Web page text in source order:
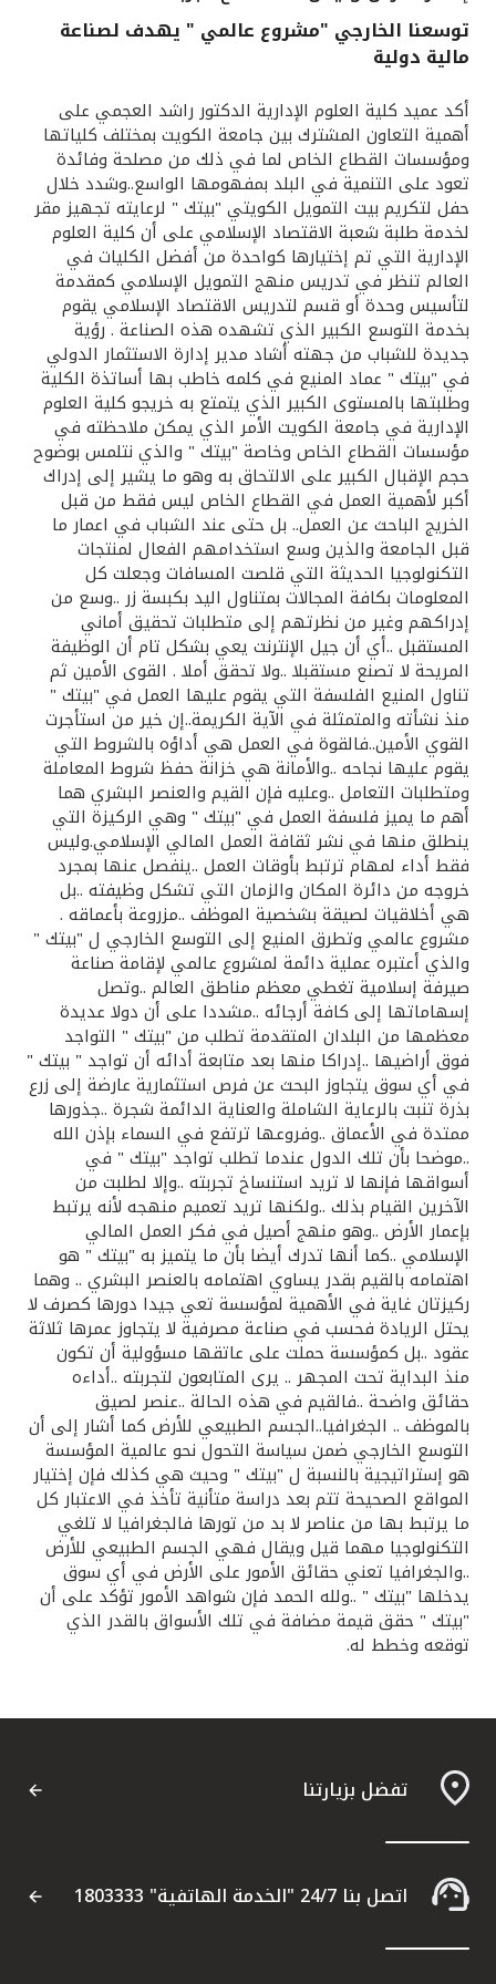
القنوات المصرفية
أدوات وخدمات
خدمات ما بعد البيع
اتصل بنا
مواقع الفروع وأجهزة الصرف الآلي
ألمانيا
ماليزيا
تركيا
مصر
المملكة المتحدة
مملكة البحرين
توسعنا الخارجي "مشروع عالمي " يهدف لصناعة
مالية دولية
أكد عميد كلية العلوم الإدارية الدكتور راشد العجمي على
أهمية التعاون المشترك بين جامعة الكويت بمختلف كلياتها
ومؤسسات القطاع الخاص لما في ذلك من مصلحة وفائدة
تعود على التنمية في البلد بمفهومها الواسع..وشدد خلال
حفل لتكريم بيت التمويل الكويتي "بيتك " لرعايته تجهيز مقر
لخدمة طلبة شعبة الاقتصاد الإسلامي على أن كلية العلوم
الإدارية التي تم إختيارها كواحدة من أفضل الكليات في
العالم تنظر في تدريس منهج التمويل الإسلامي كمقدمة
لتأسيس وحدة أو قسم لتدريس الاقتصاد الإسلامي يقوم
بخدمة التوسع الكبير الذي تشهده هذه الصناعة . رؤية
جديدة للشباب من جهته أشاد مدير إدارة الاستثمار الدولي
في "بيتك " عماد المنيع في كلمه خاطب بها أساتذة الكلية
وطلبتها بالمستوى الكبير الذي يتمتع به خريجو كلية العلوم
الإدارية في جامعة الكويت الأمر الذي يمكن ملاحظته في
مؤسسات القطاع الخاص وخاصة "بيتك " والذي نتلمس بوضوح
حجم الإقبال الكبير على الالتحاق به وهو ما يشير إلى إدراك
أكبر لأهمية العمل في القطاع الخاص ليس فقط من قبل
الخريج الباحث عن العمل.. بل حتى عند الشباب في اعمار ما
قبل الجامعة والذين وسع استخدامهم الفعال لمنتجات
التكنولوجيا الحديثة التي قلصت المسافات وجعلت كل
المعلومات بكافة المجالات بمتناول اليد بكبسة زر ..وسع من
إدراكهم وغير من نظرتهم إلى متطلبات تحقيق أماني
المستقبل ..أي أن جيل الإنترنت يعي بشكل تام أن الوظيفة
المريحة لا تصنع مستقبلا ..ولا تحقق أملا . القوى الأمين ثم
تناول المنيع الفلسفة التي يقوم عليها العمل في "بيتك "
منذ نشأته والمتمثلة في الآية الكريمة..إن خير من استأجرت
القوي الأمين..فالقوة في العمل هي أداؤه بالشروط التي
يقوم عليها نجاحه ..والأمانة هي خزانة حفظ شروط المعاملة
ومتطلبات التعامل ..وعليه فإن القيم والعنصر البشري هما
أهم ما يميز فلسفة العمل في "بيتك " وهي الركيزة التي
ينطلق منها في نشر ثقافة العمل المالي الإسلامي.وليس
فقط أداء لمهام ترتبط بأوقات العمل ..ينفصل عنها بمجرد
خروجه من دائرة المكان والزمان التي تشكل وظيفته ..بل
هي أخلاقيات لصيقة بشخصية الموظف ..مزروعة بأعماقه .
مشروع عالمي وتطرق المنيع إلى التوسع الخارجي ل "بيتك "
والذي أعتبره عملية دائمة لمشروع عالمي لإقامة صناعة
صيرفة إسلامية تغطي معظم مناطق العالم ..وتصل
إسهاماتها إلى كافة أرجائه ..مشددا على أن دولا عديدة
معظمها من البلدان المتقدمة تطلب من "بيتك " التواجد
فوق أراضيها ..إدراكا منها بعد متابعة أدائه أن تواجد " بيتك "
في أي سوق يتجاوز البحث عن فرص استثمارية عارضة إلى زرع
بذرة تنبت بالرعاية الشاملة والعناية الدائمة شجرة ..جذورها
ممتدة في الأعماق ..وفروعها ترتفع في السماء بإذن الله
..موضحا بأن تلك الدول عندما تطلب تواجد "بيتك " في
أسواقها فإنها لا تريد استنساخ تجربته ..وإلا لطلبت من
الآخرين القيام بذلك ..ولكنها تريد تعميم منهجه لأنه يرتبط
بإعمار الأرض ..وهو منهج أصيل في فكر العمل المالي
الإسلامي ..كما أنها تدرك أيضا بأن ما يتميز به "بيتك " هو
اهتمامه بالقيم بقدر يساوي اهتمامه بالعنصر البشري .. وهما
ركيزتان غاية في الأهمية لمؤسسة تعي جيدا دورها كصرف لا
يحتل الريادة فحسب في صناعة مصرفية لا يتجاوز عمرها ثلاثة
عقود ..بل كمؤسسة حملت على عاتقها مسؤولية أن تكون
منذ البداية تحت المجهر .. يرى المتابعون لتجربته ..أداءه
حقائق واضحة ..فالقيم في هذه الحالة ..عنصر لصيق
بالموظف .. الجغرافيا..الجسم الطبيعي للأرض كما أشار إلى أن
التوسع الخارجي ضمن سياسة التحول نحو عالمية المؤسسة
هو إستراتيجية بالنسبة ل "بيتك " وحيث هي كذلك فإن إختيار
المواقع الصحيحة تتم بعد دراسة متأنية تأخذ في الاعتبار كل
ما يرتبط بها من عناصر لا بد من تورها فالجغرافيا لا تلغي
التكنولوجيا مهما قيل ويقال فهي الجسم الطبيعي للأرض
..والجغرافيا تعني حقائق الأمور على الأرض في أي سوق
يدخلها "بيتك " ..ولله الحمد فإن شواهد الأمور تؤكد على أن
"بيتك " حقق قيمة مضافة في تلك الأسواق بالقدر الذي
توقعه وخطط له.
تفضل بزيارتنا
اتصل بنا 24/7 "الخدمة الهاتفية" 1803333